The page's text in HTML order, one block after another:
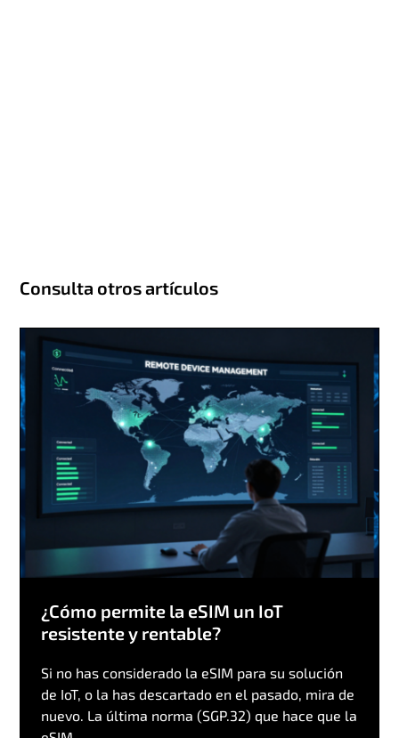
Consulta otros artículos
¿Cómo permite la eSIM un IoT
resistente y rentable?
Si no has considerado la eSIM para su solución
de IoT, o la has descartado en el pasado, mira de
nuevo. La última norma (SGP.32) que hace que la